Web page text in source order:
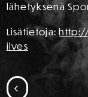
lähetyksenä
Lisätietoja:
ilves
SIIRRY